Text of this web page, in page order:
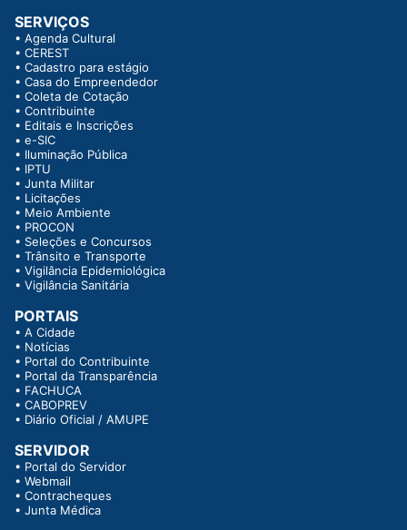
SERVIÇOS
• Agenda Cultural
• CEREST
• Cadastro para estágio
• Casa do Empreendedor
• Coleta de Cotação
• Contribuinte
• Editais e Inscrições
• e-SIC
• Iluminação Pública
• IPTU
• Junta Militar
• Licitações
• Meio Ambiente
• PROCON
• Seleções e Concursos
• Trânsito e Transporte
• Vigilância Epidemiológica
• Vigilância Sanitária
PORTAIS
• A Cidade
• Notícias
• Portal do Contribuinte
• Portal da Transparência
• FACHUCA
• CABOPREV
• Diário Oficial / AMUPE
SERVIDOR
• Portal do Servidor
• Webmail
• Contracheques
• Junta Médica